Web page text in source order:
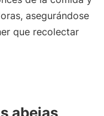
asegurándose
que recolectar